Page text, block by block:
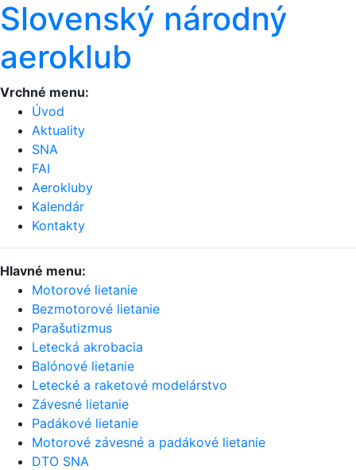
Slovenský národný
aeroklub
Vrchné menu:
Úvod
Aktuality
SNA
FAI
Aerokluby
Kalendár
Kontakty
Hlavné menu:
Motorové lietanie
Bezmotorové lietanie
Parašutizmus
Letecká akrobacia
Balónové lietanie
Letecké a raketové modelárstvo
Závesné lietanie
Padákové lietanie
Motorové závesné a padákové lietanie
DTO SNA